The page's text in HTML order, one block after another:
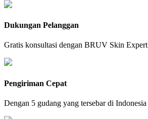
Dukungan Pelanggan
Gratis konsultasi dengan BRUV Skin Expert
Pengiriman Cepat
Dengan 5 gudang yang tersebar di Indonesia